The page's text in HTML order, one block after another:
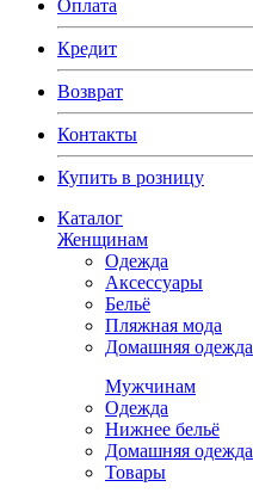
Оплата
Кредит
Возврат
Контакты
Купить в розницу
Каталог
Женщинам
Одежда
Аксессуары
Бельё
Пляжная мода
Домашняя одежда
Мужчинам
Одежда
Нижнее бельё
Домашняя одежда
Товары